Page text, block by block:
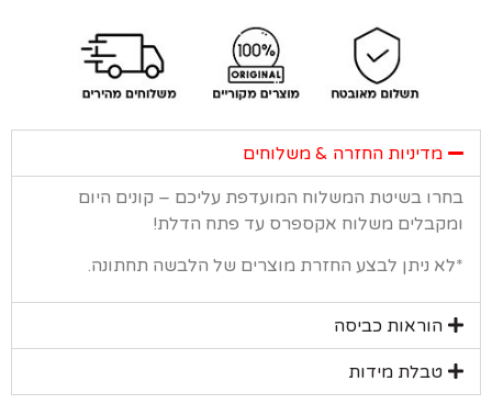
מדיניות החזרה & משלוחים
בשיטת המשלוח המועדפת עליכם – קונים היום
משלוח אקספרס עד פתח הדלת!
ניתן לבצע החזרת מוצרים של הלבשה תחתונה.
הוראות כביסה
טבלת מידות